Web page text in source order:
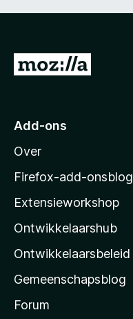
N
r
o
z
l
l
a
s
s
Add-ons
Over
Firefox-add-onsblog
Extensieworkshop
Ontwikkelaarshub
Ontwikkelaarsbeleid
Gemeenschapsblog
Forum